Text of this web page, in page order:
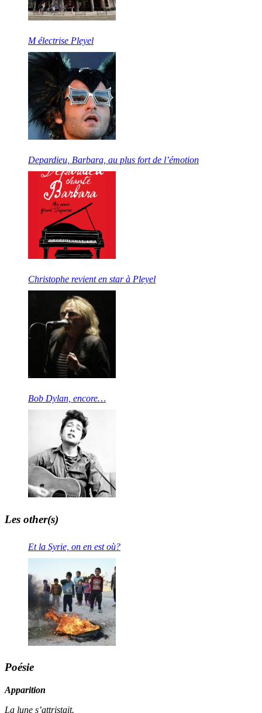
M électrise Pleyel
Depardieu, Barbara, au plus fort de l’émotion
Christophe revient en star à Pleyel
Bob Dylan, encore…
Les other(s)
Et la Syrie, on en est où?
Poésie
Apparition
La lune s’attristait.